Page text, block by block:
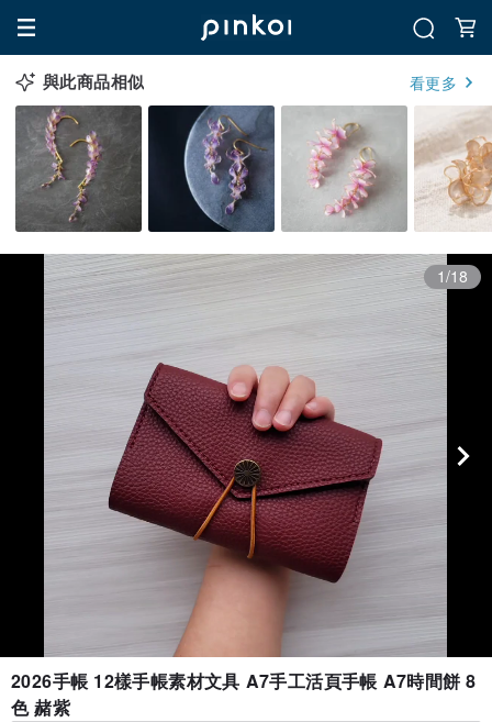
與此商品相似 看更多
1/18
2026手帳 12樣手帳素材文具 A7手工活頁手帳 A7時間餅 8
色 赭紫